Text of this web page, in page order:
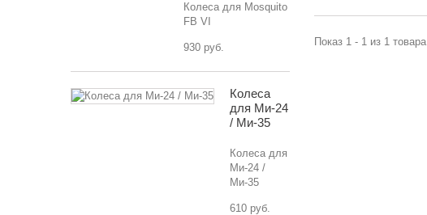
Колеса для Mosquito
FB VI
930 руб.
Колеса
для Ми-24
/ Ми-35
Колеса для
Ми-24 /
Ми-35
610 руб.
Показ 1 - 1 из 1 товара